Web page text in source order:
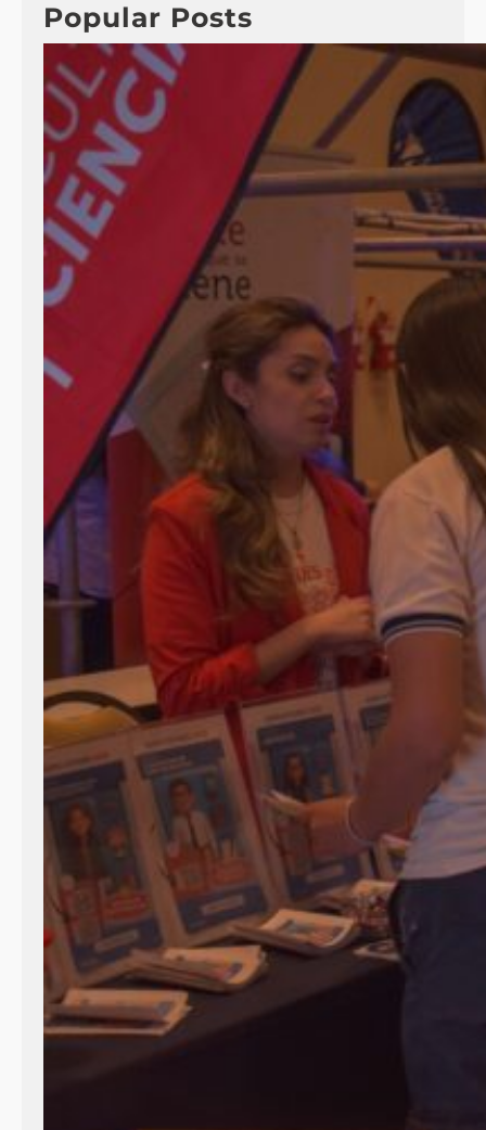
h
Popular Posts